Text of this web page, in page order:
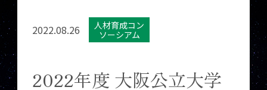
2022.08.26
人材育成コン
ソーシアム
2022年度 大阪公立大学